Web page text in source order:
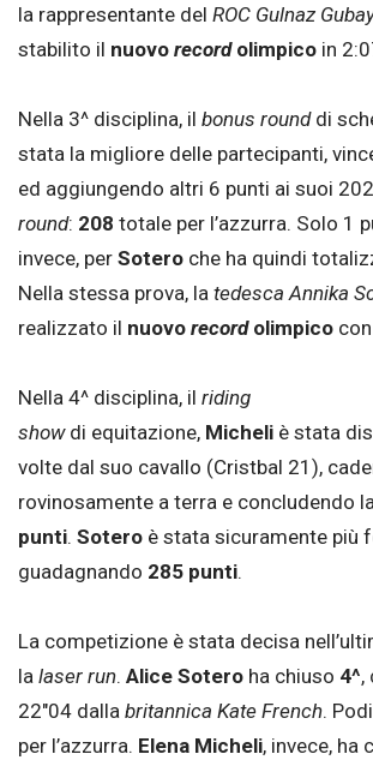
la rappresentante del ROC Gulnaz
stabilito il nuovo record olimpico in
Nella 3^ disciplina, il bonus rounddi
stata la migliore delle partecipanti,
ed aggiungendo altri 6 punti ai suoi
round: 208 totale per l’azzurra. Solo 1
invece, per Sotero che ha quindi
Nella stessa prova, la tedesca Annika
realizzato il nuovo record olimpico
Nella 4^ disciplina, il riding
showdi equitazione, Micheli è stata
volte dal suo cavallo (Cristbal 21),
rovinosamente a terra e concludendo
punti. Sotero è stata sicuramente più
guadagnando 285 punti.
La competizione è stata decisa
la laser run. Alice Sotero ha chiuso 4^,
22″04 dalla britannica Kate French.
per l’azzurra. Elena Micheli, invece, ha